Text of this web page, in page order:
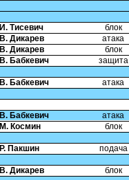
И. Тисевич
блок
В. Дикарев
атака
В. Дикарев
блок
В. Бабкевич защита
В. Бабкевич атака
В. Бабкевич
атака
М. Космин блок
Р. Пакшин подача
В. Дикарев блок